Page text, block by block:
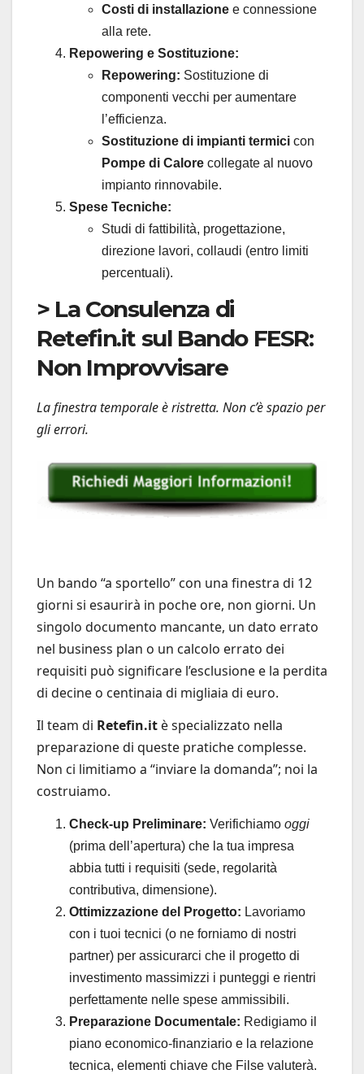
Costi di installazione e connessione
alla rete.
Repowering e Sostituzione:
Repowering: Sostituzione di
componenti vecchi per aumentare
l’efficienza.
Sostituzione di impianti termici con
Pompe di Calore collegate al nuovo
impianto rinnovabile.
Spese Tecniche:
Studi di fattibilità, progettazione,
direzione lavori, collaudi (entro limiti
percentuali).
> La Consulenza di
Retefin.it sul Bando FESR:
Non Improvvisare
La finestra temporale è ristretta. Non c’è spazio per
gli errori.
Un bando “a sportello” con una finestra di 12
giorni si esaurirà in poche ore, non giorni. Un
singolo documento mancante, un dato errato
nel business plan o un calcolo errato dei
requisiti può significare l’esclusione e la perdita
di decine o centinaia di migliaia di euro.
Il team di Retefin.it è specializzato nella
preparazione di queste pratiche complesse.
Non ci limitiamo a “inviare la domanda”; noi la
costruiamo.
Check-up Preliminare: Verifichiamo oggi
(prima dell’apertura) che la tua impresa
abbia tutti i requisiti (sede, regolarità
contributiva, dimensione).
Ottimizzazione del Progetto: Lavoriamo
con i tuoi tecnici (o ne forniamo di nostri
partner) per assicurarci che il progetto di
investimento massimizzi i punteggi e rientri
perfettamente nelle spese ammissibili.
Preparazione Documentale: Redigiamo il
piano economico-finanziario e la relazione
tecnica, elementi chiave che Filse valuterà.